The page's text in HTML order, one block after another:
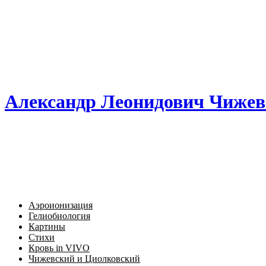
Александр Леонидович
Аэроионизация
Гелиобиология
Картины
Стихи
Кровь in VIVO
Чижевский и Циолковский